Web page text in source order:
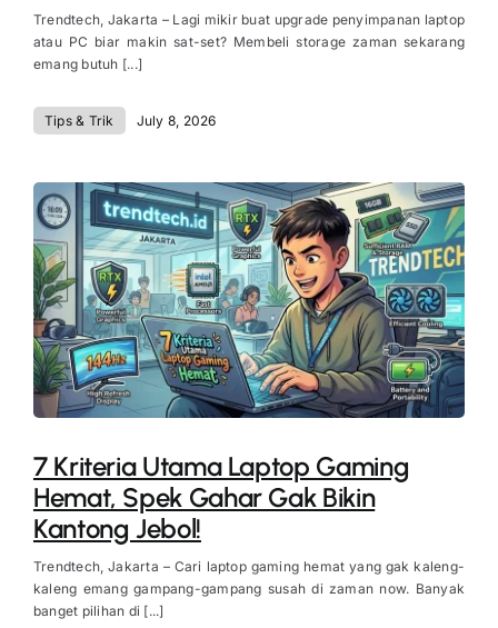
Trendtech, Jakarta – Lagi mikir buat upgrade penyimpanan laptop
atau PC biar makin sat-set? Membeli storage zaman sekarang
emang butuh [...]
Tips & Trik July 8, 2026
7 Kriteria Utama Laptop Gaming
Hemat, Spek Gahar Gak Bikin
Kantong Jebol!
Trendtech, Jakarta – Cari laptop gaming hemat yang gak kaleng-
kaleng emang gampang-gampang susah di zaman now. Banyak
banget pilihan di [...]